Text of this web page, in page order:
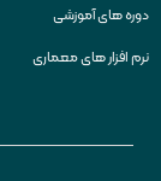
دوره های آموزشی
نرم افزار های معماری